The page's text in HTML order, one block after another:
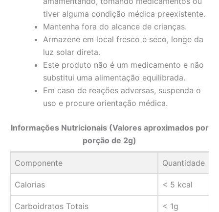
tiver alguma condição médica preexistente.
Mantenha fora do alcance de crianças.
Armazene em local fresco e seco, longe da
luz solar direta.
Este produto não é um medicamento e não
substitui uma alimentação equilibrada.
Em caso de reações adversas, suspenda o
uso e procure orientação médica.
Informações Nutricionais (Valores aproximados por
porção de 2g)
Componente Quantidade
Calorias < 5 kcal
Carboidratos Totais < 1g